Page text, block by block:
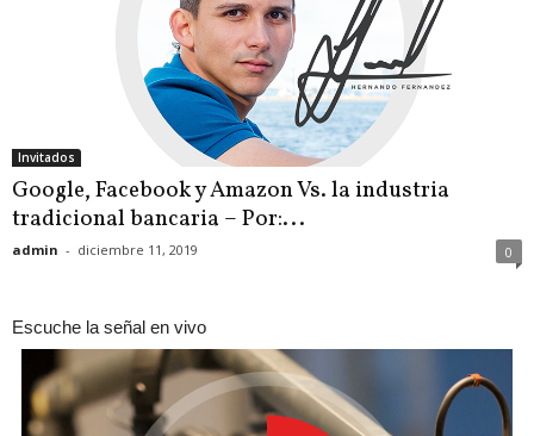
Invitados
Google, Facebook y Amazon Vs. la industria
tradicional bancaria – Por:...
admin - diciembre 11, 2019 0
Escuche la señal en vivo